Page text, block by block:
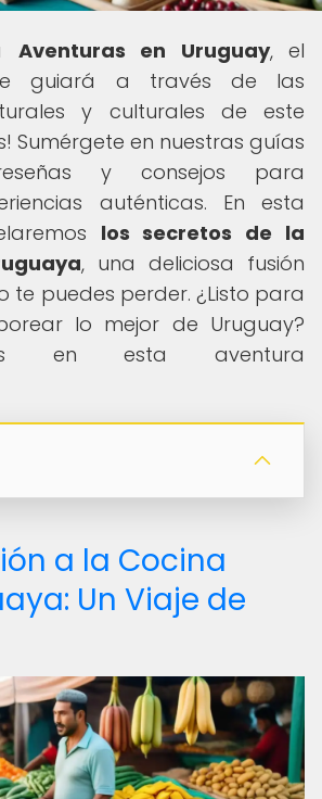
Aventuras en Uruguay, el
guiará a través de las
y culturales de este
Sumérgete en nuestras guías
y consejos para
auténticas. En esta
los secretos de la
, una deliciosa fusión
te puedes perder. ¿Listo para
lo mejor de Uruguay?
en esta aventura
a la Cocina
Un Viaje de